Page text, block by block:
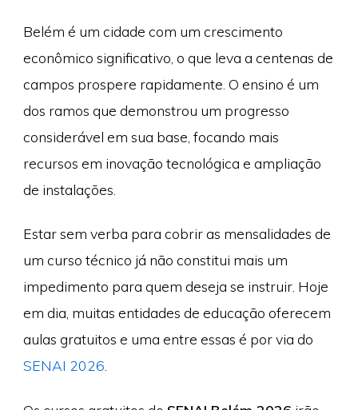
Belém é um cidade com um crescimento
econômico significativo, o que leva a centenas de
campos prospere rapidamente. O ensino é um
dos ramos que demonstrou um progresso
considerável em sua base, focando mais
recursos em inovação tecnológica e ampliação
de instalações.
Estar sem verba para cobrir as mensalidades de
um curso técnico já não constitui mais um
impedimento para quem deseja se instruir. Hoje
em dia, muitas entidades de educação oferecem
aulas gratuitos e uma entre essas é por via do
SENAI 2026